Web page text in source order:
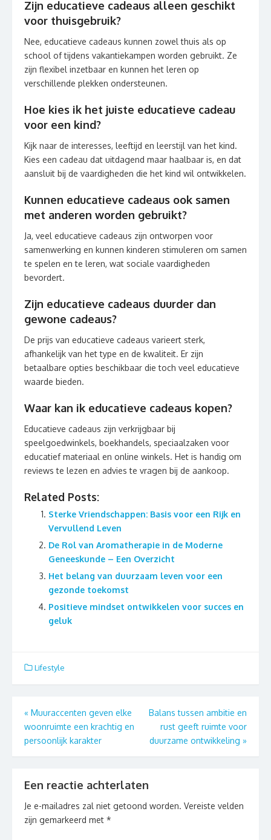
Zijn educatieve cadeaus alleen geschikt
voor thuisgebruik?
Nee, educatieve cadeaus kunnen zowel thuis als op
school of tijdens vakantiekampen worden gebruikt. Ze
zijn flexibel inzetbaar en kunnen het leren op
verschillende plekken ondersteunen.
Hoe kies ik het juiste educatieve cadeau
voor een kind?
Kijk naar de interesses, leeftijd en leerstijl van het kind.
Kies een cadeau dat uitdagend maar haalbaar is, en dat
aansluit bij de vaardigheden die het kind wil ontwikkelen.
Kunnen educatieve cadeaus ook samen
met anderen worden gebruikt?
Ja, veel educatieve cadeaus zijn ontworpen voor
samenwerking en kunnen kinderen stimuleren om samen
te spelen en te leren, wat sociale vaardigheden
bevordert.
Zijn educatieve cadeaus duurder dan
gewone cadeaus?
De prijs van educatieve cadeaus varieert sterk,
afhankelijk van het type en de kwaliteit. Er zijn
betaalbare opties beschikbaar die toch veel educatieve
waarde bieden.
Waar kan ik educatieve cadeaus kopen?
Educatieve cadeaus zijn verkrijgbaar bij
speelgoedwinkels, boekhandels, speciaalzaken voor
educatief materiaal en online winkels. Het is handig om
reviews te lezen en advies te vragen bij de aankoop.
Related Posts:
Sterke Vriendschappen: Basis voor een Rijk en
Vervullend Leven
De Rol van Aromatherapie in de Moderne
Geneeskunde – Een Overzicht
Het belang van duurzaam leven voor een
gezonde toekomst
Positieve mindset ontwikkelen voor succes en
geluk
Lifestyle
Berichtnavigatie
« Muuraccenten geven elke
woonruimte een krachtig en
persoonlijk karakter
Balans tussen ambitie en
rust geeft ruimte voor
duurzame ontwikkeling »
Een reactie achterlaten
Je e-mailadres zal niet getoond worden. Vereiste velden
zijn gemarkeerd met *